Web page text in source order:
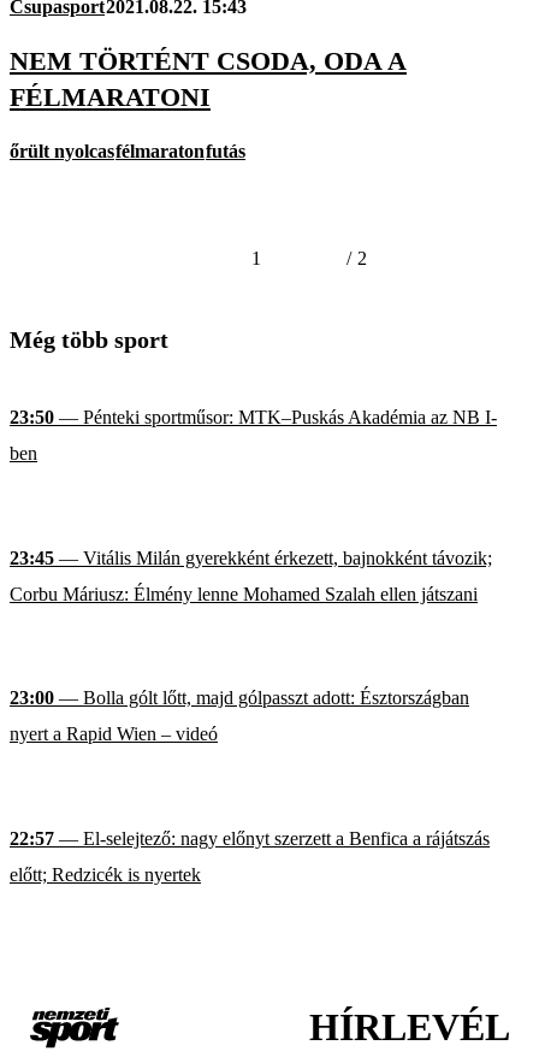
Csupasport2021.08.22. 15:43
NEM TÖRTÉNT CSODA, ODA A
FÉLMARATONI
őrült nyolcasfélmaratonfutás
1 / 2
Még több sport
23:50 — Pénteki sportműsor: MTK–Puskás Akadémia az NB I-
ben
23:45 — Vitális Milán gyerekként érkezett, bajnokként távozik;
Corbu Máriusz: Élmény lenne Mohamed Szalah ellen játszani
23:00 — Bolla gólt lőtt, majd gólpasszt adott: Észtországban
nyert a Rapid Wien – videó
22:57 — El-selejtező: nagy előnyt szerzett a Benfica a rájátszás
előtt; Redzicék is nyertek
HÍRLEVÉL